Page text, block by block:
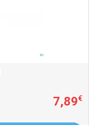
7,89€